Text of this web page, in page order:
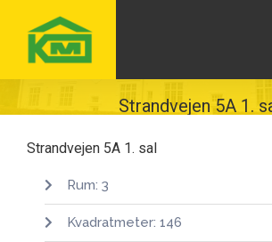
Strandvejen 5A 1.
Strandvejen 5A 1. sal
Rum: 3
Kvadratmeter: 146